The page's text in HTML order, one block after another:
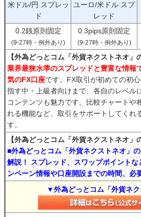
米ドル/円 スプレッ
ド
ユーロ/米ドル スプ
レッド
0.2銭原則固定
(9-27時・例外あり)
0.3pips原則固定
(9-27時・例外あり)
【外為どっとコム「外貨ネクストネオ」
業界最狭水準のスプレッドと豊富な情報
気のFX口座です。FX取引が初めての初
指す中・上級者向けまで、各自のレベル
コンテンツも魅力です。比較チャートや
れる機能など、取引をサポートしてくれ
す。
【外為どっとコム「外貨ネクストネオ」
■外為どっとコム「外貨ネクストネオ」
解説！ スプレッド、スワップポイント
ンペーン情報や口座開設までの時間、必
▼外為どっとコム「外貨ネ